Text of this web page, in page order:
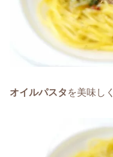
オイルパスタ を美味し